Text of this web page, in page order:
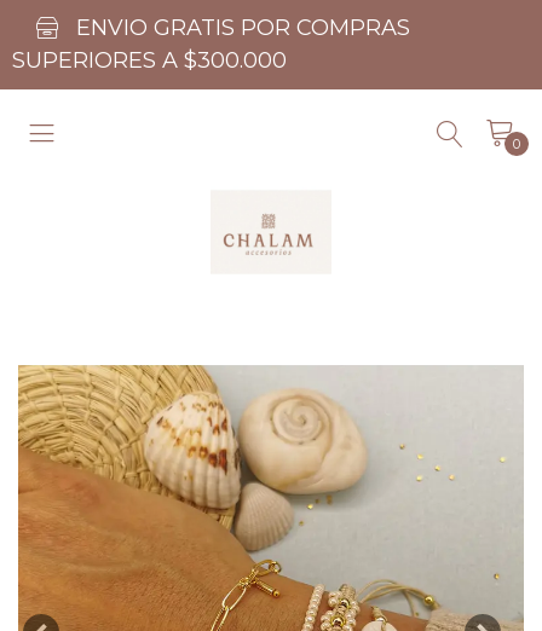
ENVIO GRATIS POR COMPRAS
SUPERIORES A $300.000
0